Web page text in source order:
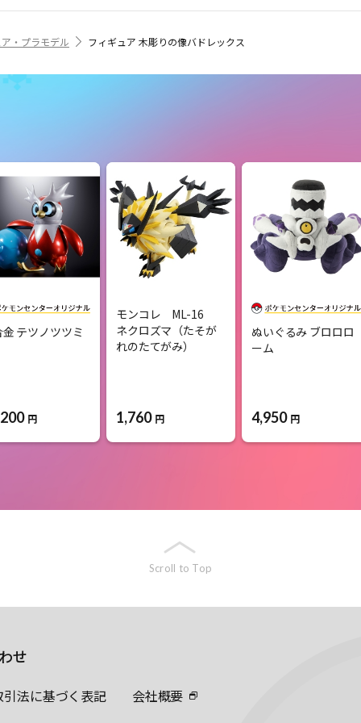
・プラモデル フィギュア 木彫りの像バドレックス
テツノツツミ
円
モンコレ ML-16
ネクロズマ（たそが
れのたてがみ）
1,760 円
ぬいぐるみ ブロロロ
ーム
4,950 円
Scroll to Top
せ
法に基づく表記 会社概要